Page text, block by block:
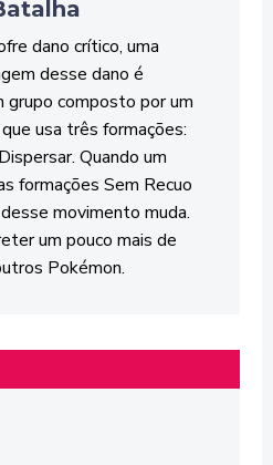
dano crítico, uma
desse dano é
grupo composto por um
usa três formações:
Quando um
formações Sem Recuo
movimento muda.
um pouco mais de
Pokémon.